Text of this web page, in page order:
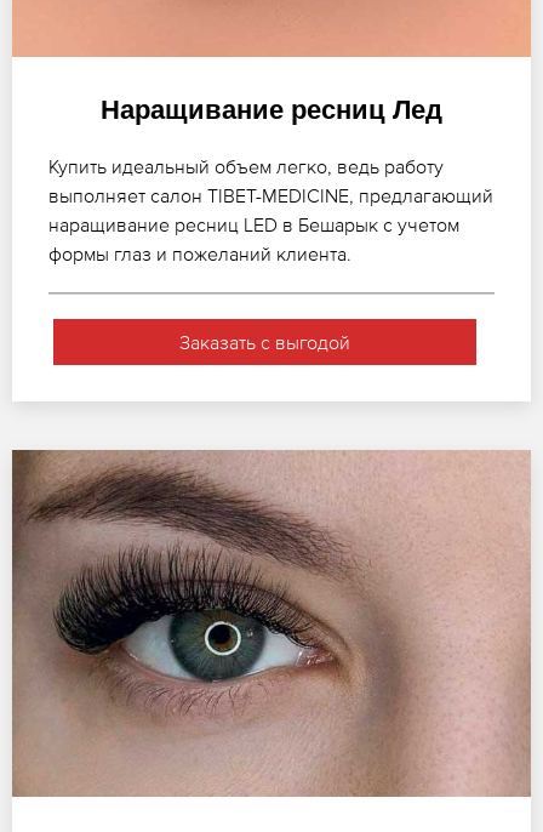
Наращивание ресниц Лед
Купить идеальный объем легко, ведь работу
выполняет салон TIBET-MEDICINE, предлагающий
наращивание ресниц LED в Бешарык с учетом
формы глаз и пожеланий клиента.
Заказать с выгодой